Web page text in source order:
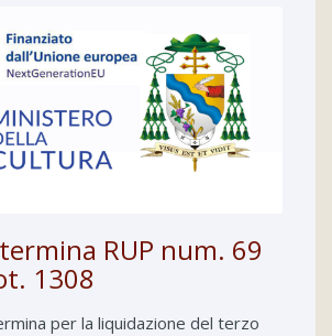
RUP num. 69
1308
per la liquidazione del terzo